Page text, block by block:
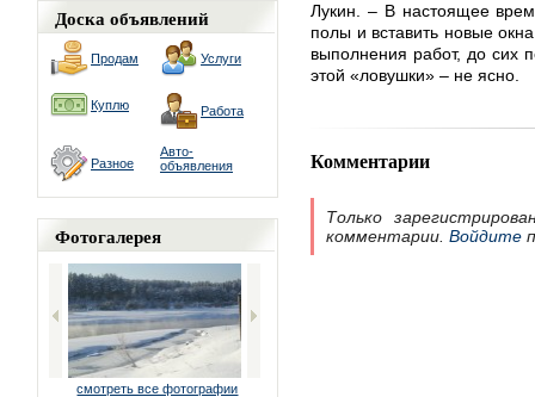
Доска объявлений
Продам Услуги
Куплю Работа
Разное
Авто-
объявления
Фотогалерея
смотреть все фотографии
Лукин. – В настоящее
полы и вставить новые
выполнения работ, до сих
этой «ловушки» – не ясно.
Комментарии
Только
комментарии. Войдите